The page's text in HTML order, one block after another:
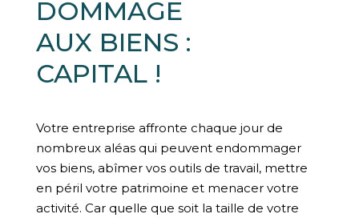
DOMMAGE
AUX BIENS :
CAPITAL !
Votre entreprise affronte chaque jour de
nombreux aléas qui peuvent endommager
vos biens, abîmer vos outils de travail, mettre
en péril votre patrimoine et menacer votre
activité. Car quelle que soit la taille de votre